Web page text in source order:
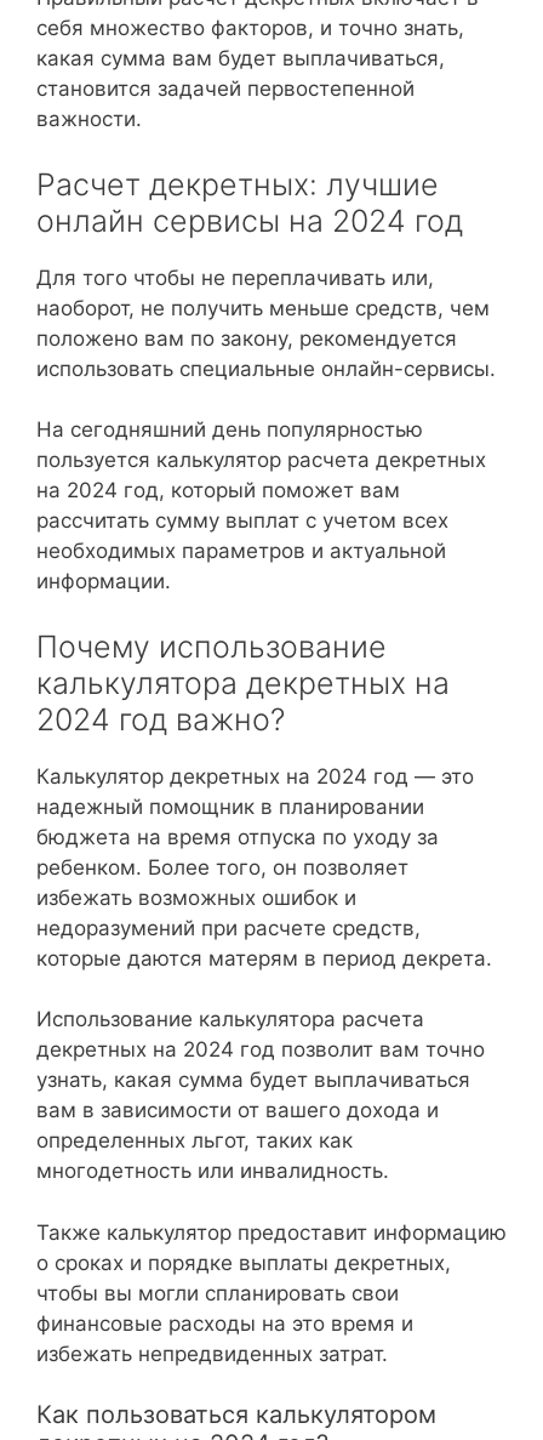
себя множество факторов, и точно знать,
какая сумма вам будет выплачиваться,
становится задачей первостепенной
важности.
Расчет декретных: лучшие
онлайн сервисы на 2024 год
Для того чтобы не переплачивать или,
наоборот, не получить меньше средств, чем
положено вам по закону, рекомендуется
использовать специальные онлайн-сервисы.
На сегодняшний день популярностью
пользуется калькулятор расчета декретных
на 2024 год, который поможет вам
рассчитать сумму выплат с учетом всех
необходимых параметров и актуальной
информации.
Почему использование
калькулятора декретных на
2024 год важно?
Калькулятор декретных на 2024 год — это
надежный помощник в планировании
бюджета на время отпуска по уходу за
ребенком. Более того, он позволяет
избежать возможных ошибок и
недоразумений при расчете средств,
которые даются матерям в период декрета.
Использование калькулятора расчета
декретных на 2024 год позволит вам точно
узнать, какая сумма будет выплачиваться
вам в зависимости от вашего дохода и
определенных льгот, таких как
многодетность или инвалидность.
Также калькулятор предоставит информацию
о сроках и порядке выплаты декретных,
чтобы вы могли спланировать свои
финансовые расходы на это время и
избежать непредвиденных затрат.
Как пользоваться калькулятором